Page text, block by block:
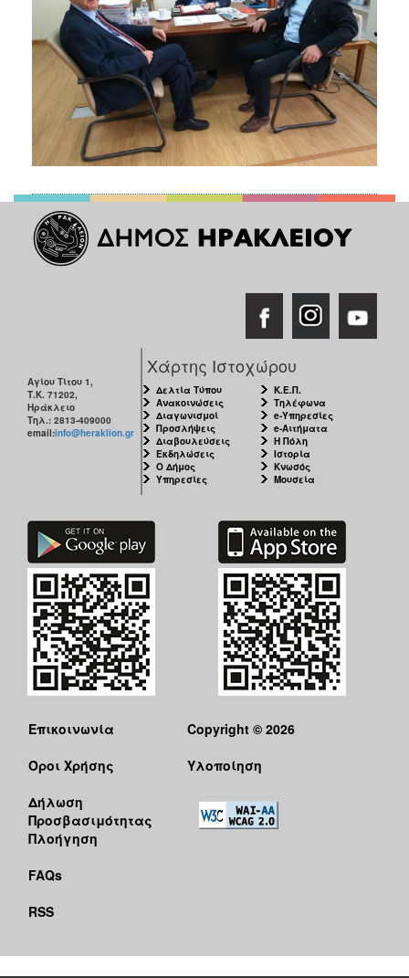
Αγίου Τίτου 1,
Τ.Κ. 71202,
Ηράκλειο
Τηλ.: 2813-409000
email:info@heraklion.gr
Χάρτης Ιστοχώρου
Δελτία Τύπου
Ανακοινώσεις
Διαγωνισμοί
Προσλήψεις
Διαβουλεύσεις
Εκδηλώσεις
Ο Δήμος
Υπηρεσίες
Κ.Ε.Π.
Τηλέφωνα
e-Υπηρεσίες
e-Αιτήματα
Η Πόλη
Ιστορία
Κνωσός
Μουσεία
Επικοινωνία
Όροι Χρήσης
Δήλωση
Προσβασιμότητας
Πλοήγηση
FAQs
RSS
Copyright © 2026
Υλοποίηση